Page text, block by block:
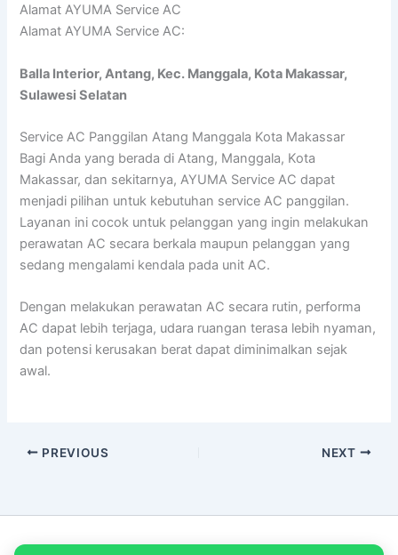
Alamat AYUMA Service AC
Alamat AYUMA Service AC:
Balla Interior, Antang, Kec. Manggala, Kota Makassar,
Sulawesi Selatan
Service AC Panggilan Atang Manggala Kota Makassar
Bagi Anda yang berada di Atang, Manggala, Kota
Makassar, dan sekitarnya, AYUMA Service AC dapat
menjadi pilihan untuk kebutuhan service AC panggilan.
Layanan ini cocok untuk pelanggan yang ingin melakukan
perawatan AC secara berkala maupun pelanggan yang
sedang mengalami kendala pada unit AC.
Dengan melakukan perawatan AC secara rutin, performa
AC dapat lebih terjaga, udara ruangan terasa lebih nyaman,
dan potensi kerusakan berat dapat diminimalkan sejak
awal.
PREVIOUS NEXT